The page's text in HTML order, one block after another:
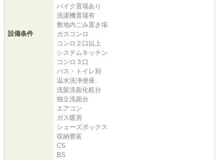
設備条件
バイク置場あり
洗濯機置場有
敷地内ごみ置き場
ガスコンロ
コンロ２口以上
システムキッチン
コンロ３口
バス・トイレ別
温水洗浄便座
洗髪洗面化粧台
独立洗面台
エアコン
ガス暖房
シューズボックス
収納豊富
CS
BS